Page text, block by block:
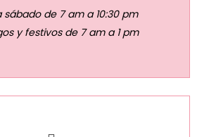
sábado de 7 am a 10:30 pm
y festivos de 7 am a 1 pm